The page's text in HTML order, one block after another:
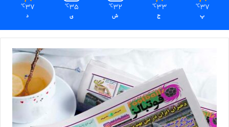
37
℃
پ
33
℃
ج
32
℃
ش
35
℃
ی
37
℃
د